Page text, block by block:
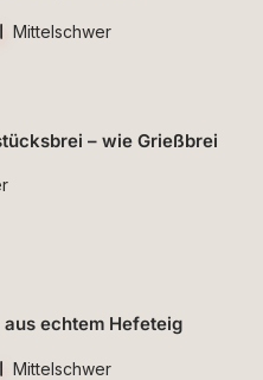
Mittelschwer
– wie Grießbrei
aus echtem Hefeteig
Mittelschwer